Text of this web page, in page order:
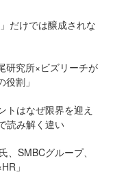
だけでは醸成されな
研究所×ビズリーチが
割」
トはなぜ限界を迎え
読み解く違い
、SMBCグループ、
」